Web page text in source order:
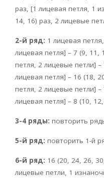
раз, [1 лицевая петля, 1
14, 16) раз, 2 лицевые
2-й ряд: 1 лицевая
лицевая петля] – 7 (9, 11,
петля, 2 лицевые петли]
лицевая петля] – 16 (18,
петля, 2 лицевые петли]
лицевая петля] – 8 (10,
3-4 ряды: повторить
5-й ряд: повторить 1-й
6-й ряд: 16 (20, 24, 26,
лицевые петли, 1